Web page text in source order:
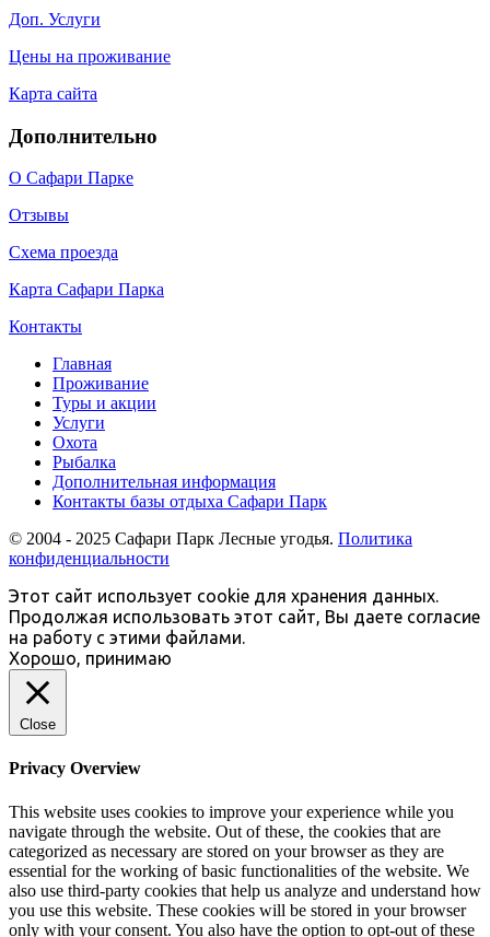
Доп. Услуги
Цены на проживание
Карта сайта
Дополнительно
О Сафари Парке
Отзывы
Схема проезда
Карта Сафари Парка
Контакты
Главная
Проживание
Туры и акции
Услуги
Охота
Рыбалка
Дополнительная информация
Контакты базы отдыха Сафари Парк
© 2004 - 2025 Сафари Парк Лесные угодья. Политика
конфиденциальности
Этот сайт использует cookie для хранения данных.
Продолжая использовать этот сайт, Вы даете согласие
на работу с этими файлами.
Хорошо, принимаю
Close
Privacy Overview
This website uses cookies to improve your experience while you
navigate through the website. Out of these, the cookies that are
categorized as necessary are stored on your browser as they are
essential for the working of basic functionalities of the website. We
also use third-party cookies that help us analyze and understand how
you use this website. These cookies will be stored in your browser
only with your consent. You also have the option to opt-out of these